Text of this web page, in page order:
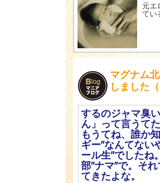
元エ
てい
マグナム
しました
するのジャマ臭
ん」って言うて
もうてね、誰か
ギー”なんてない
ール生”でしたね
部”ナマ”で。そ
てきたよな。